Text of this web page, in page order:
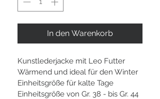
In den Warenkorb
Kunstlederjacke mit Leo Futter
Wärmend und ideal für den Winter
Einheitsgröße für kalte Tage
Einheitsgröße von Gr. 38 - bis Gr. 44